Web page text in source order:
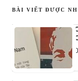
BÀI VIẾT ĐƯỢC